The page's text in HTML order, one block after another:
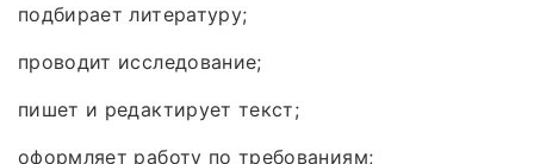
подбирает литературу;
проводит исследование;
пишет и редактирует текст;
оформляет работу по требованиям;